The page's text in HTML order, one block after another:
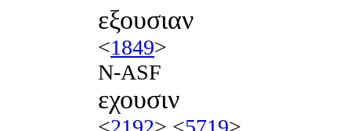
εξουσιαν
<1849>
N-ASF
εχουσιν